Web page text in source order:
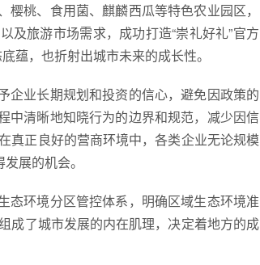
桃、食用菌、麒麟西瓜等特色农业园区，
及旅游市场需求，成功打造“崇礼好礼”官方
蕴，也折射出城市未来的成长性。
企业长期规划和投资的信心，避免因政策的
中清晰地知晓行为的边界和规范，减少因信
真正良好的营商环境中，各类企业无论规模
展的机会。
态环境分区管控体系，明确区域生态环境准
成了城市发展的内在肌理，决定着地方的成